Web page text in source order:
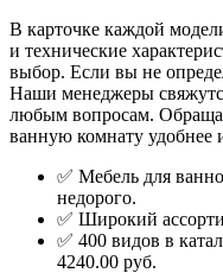
В карточке каждой
и технические
выбор. Если вы не
Наши менеджеры
любым вопросам.
ванную комнату удобнее
✅ Мебель для
недорого.
✅ Широкий
✅ 400 видов в
4240.00 руб.